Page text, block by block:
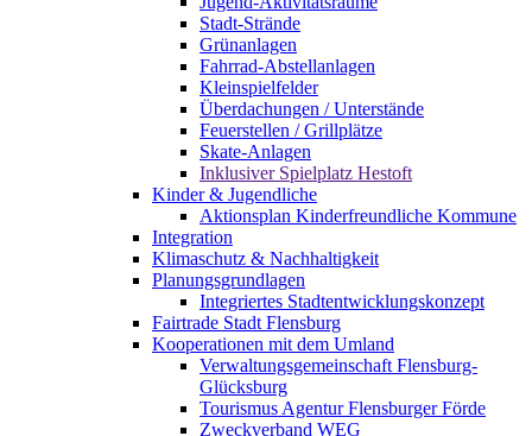
Stadt-Strände
Grünanlagen
Fahrrad-Abstellanlagen
Kleinspielfelder
Überdachungen / Unterstände
Feuerstellen / Grillplätze
Skate-Anlagen
Inklusiver Spielplatz Hestoft
Kinder & Jugendliche
Aktionsplan Kinderfreundliche Kommune
Integration
Klimaschutz & Nachhaltigkeit
Planungsgrundlagen
Integriertes Stadtentwicklungskonzept
Fairtrade Stadt Flensburg
Kooperationen mit dem Umland
Verwaltungsgemeinschaft Flensburg-
Glücksburg
Tourismus Agentur Flensburger Förde
Zweckverband WEG